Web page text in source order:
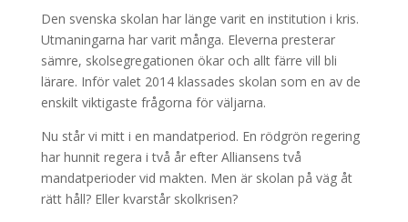
Den svenska skolan har länge varit en institution i kris.
Utmaningarna har varit många. Eleverna presterar
sämre, skolsegregationen ökar och allt färre vill bli
lärare. Inför valet 2014 klassades skolan som en av de
enskilt viktigaste frågorna för väljarna.
Nu står vi mitt i en mandatperiod. En rödgrön regering
har hunnit regera i två år efter Alliansens två
mandatperioder vid makten. Men är skolan på väg åt
rätt håll? Eller kvarstår skolkrisen?